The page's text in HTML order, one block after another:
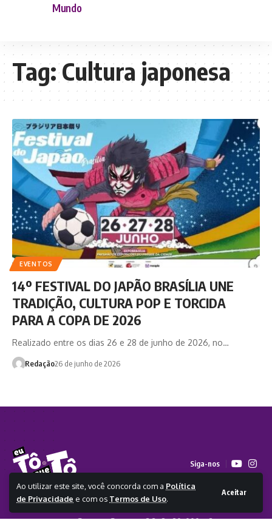
Ao utilizar este site, você concorda com a Política
de Privacidade e com os Termos de Uso.
Aceitar
Mundo
Tag:Cultura japonesa
EVENTOS
14º FESTIVAL DO JAPÃO BRASÍLIA UNE
TRADIÇÃO, CULTURA POP E TORCIDA
PARA A COPA DE 2026
Realizado entre os dias 26 e 28 de junho de 2026, no…
Redação26 de junho de 2026
Siga-nos
COMUNICACAO E SERVICOS LTDA - 63.268.420/0001-73